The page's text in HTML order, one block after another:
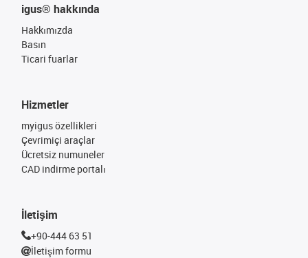
igus® hakkında
Hakkımızda
Basın
Ticari fuarlar
Hizmetler
myigus özellikleri
Çevrimiçi araçlar
Ücretsiz numuneler
CAD indirme portalı
İletişim
+90-444 63 51
İletişim formu